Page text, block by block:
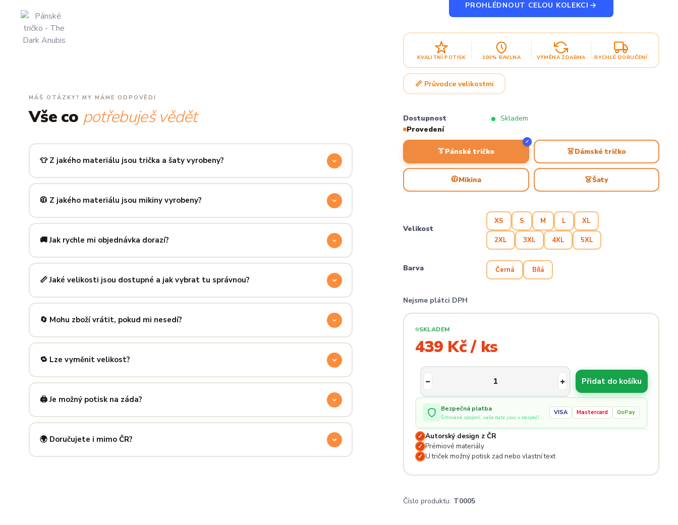
MÁŠ OTÁZKY? MY MÁME ODPOVĚDI
Vše co potřebuješ vědět
👕 Z jakého materiálu jsou trička a šaty vyrobeny?
Používáme prémiovou 100% bavlnu — měkkou na dotek, prodyšnou a odolnou. Produkt si
zachová tvar i barvu i po desítkách praní. Kvalita, kterou pocítíš hned při prvním oblečení.
🧥 Z jakého materiálu jsou mikiny vyrobeny?
Mikiny šijeme ze směsi80 % bavlny a 20 % polyesteru— příjemně hřejivá, pevná a zároveň
prodyšná kombinace, která si dlouho drží tvar i po opakovaném praní.
🚚 Jak rychle mi objednávka dorazí?
Mimo sezónu balíme a odesíláme do 3 pracovních dní. Doručení přes PPL, GLS nebo Českou
poštu trvá obvykle 1–3 pracovní dny — zboží tak můžeš mít u sebe už za pár dní.
📏 Jaké velikosti jsou dostupné a jak vybrat tu správnou?
Nabízíme velikosti XS až 5XL, takže si vybere opravdu každý. Klikni naPrůvodce velikostmi
výše — najdeš tam přesné míry v cm a výběr velikosti bude hračka.
🔄 Mohu zboží vrátit, pokud mi nesedí?
Samozřejmě. Máš plných14 dní na vráceníbez udání důvodu. Stačí nás kontaktovat na
info@ilus.cza vše vyřídíme rychle a bez komplikací.
🔁 Lze vyměnit velikost?
Standardně výměnu nenabízíme, ale víme, že se to stane — proto se nebojte napsat na
info@ilus.cz. Většinou společně najdeme řešení, které vás potěší.
🖨️ Je možný potisk na záda?
Ano! Potisk zad je možný u většiny našich produktů — skvělé pro originální dárky nebo párové
kousky. Napiš nám předem na
🌍 Doručujete i mimo ČR?
PROHLÉDNOUT CELOU KOLEKCI
KVALITNÍ POTISK 100% BAVLNA VÝMĚNA ZDARMA RYCHLÉ DORUČENÍ
📏 Průvodce velikostmi
Dostupnost
Skladem
Provedení
👔Pánské tričko
✓
👗Dámské tričko
🧥Mikina 👗Šaty
Velikost
XS S M L XL
2XL 3XL 4XL 5XL
Barva Černá Bílá
Nejsme plátci DPH
SKLADEM
439 Kč / ks
Přidat do košíku
Bezpečná platba
Šifrované spojení, vaše data jsou v bezpečí
VISA Mastercard GoPay
✓ Autorský design z ČR
✓ Prémiové materiály
✓ U triček možný potisk zad nebo vlastní text
Číslo produktu: T0005